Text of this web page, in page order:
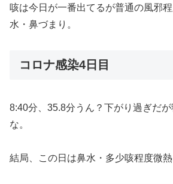
咳は今日が一番出てるが普通の風邪
水・鼻づまり。
コロナ感染4日目
8:40分、35.8分うん？下がり過ぎだ
な。
結局、この日は鼻水・多少咳程度微